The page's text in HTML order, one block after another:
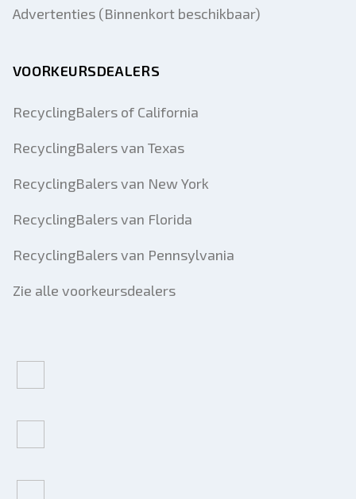
Advertenties (Binnenkort beschikbaar)
VOORKEURSDEALERS
RecyclingBalers of California
RecyclingBalers van Texas
RecyclingBalers van New York
RecyclingBalers van Florida
RecyclingBalers van Pennsylvania
Zie alle voorkeursdealers